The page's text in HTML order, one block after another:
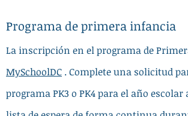
Programa de primera infancia
La inscripción en el programa de
MySchoolDC . Complete una solicitud
programa PK3 o PK4 para el año